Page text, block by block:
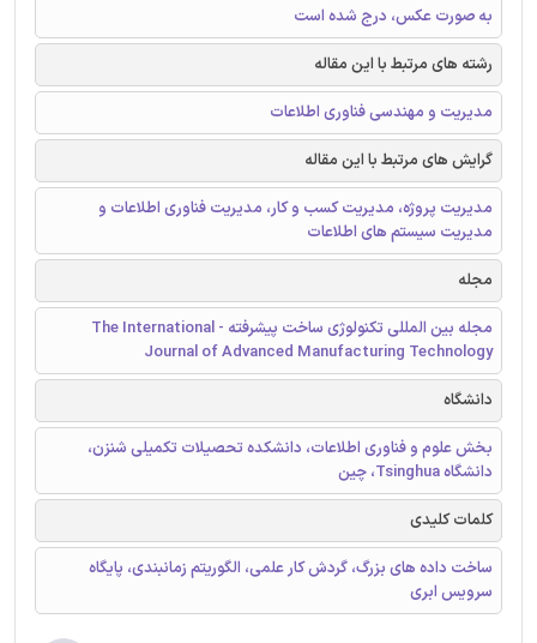
به صورت عکس، درج شده است
رشته های مرتبط با این مقاله
مدیریت و مهندسی فناوری اطلاعات
گرایش های مرتبط با این مقاله
مدیریت پروژه، مدیریت کسب و کار، مدیریت فناوری اطلاعات و
مدیریت سیستم های اطلاعات
مجله
مجله بین المللی تکنولوژی ساخت پیشرفته - The International
Journal of Advanced Manufacturing Technology
دانشگاه
بخش علوم و فناوری اطلاعات، دانشکده تحصیلات تکمیلی شنزن،
دانشگاه Tsinghua، چین
کلمات کلیدی
ساخت داده های بزرگ، گردش کار علمی، الگوریتم زمانبندی، پایگاه
سرویس ابری